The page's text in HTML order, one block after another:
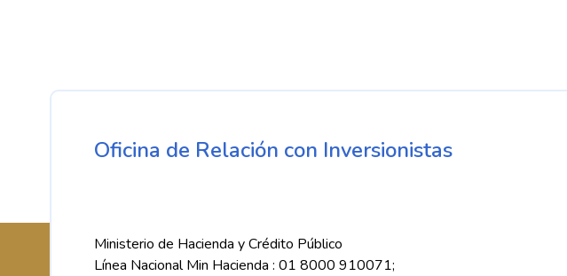
Oficina de Relación con Inversionistas
Ministerio de Hacienda y Crédito Público
Línea Nacional Min Hacienda : 01 8000 910071;